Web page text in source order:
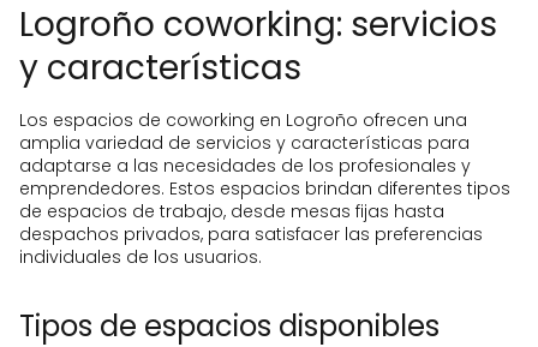
Logroño coworking: servicios
y características
Los espacios de coworking en Logroño ofrecen una
amplia variedad de servicios y características para
adaptarse a las necesidades de los profesionales y
emprendedores. Estos espacios brindan diferentes tipos
de espacios de trabajo, desde mesas fijas hasta
despachos privados, para satisfacer las preferencias
individuales de los usuarios.
Tipos de espacios disponibles